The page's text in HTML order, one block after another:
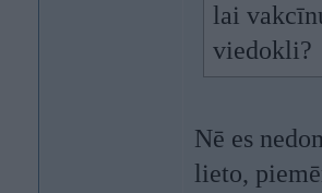
lai
viedokli?
Nē es
lieto,